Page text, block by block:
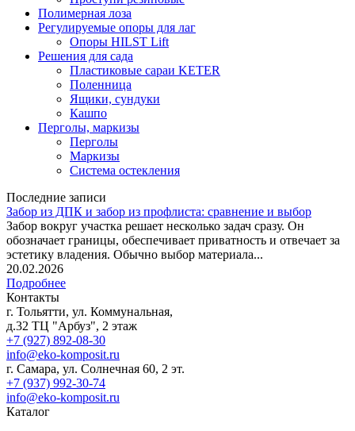
Полимерная лоза
Регулируемые опоры для лаг
Опоры HILST Lift
Решения для сада
Пластиковые сараи KETER
Поленница
Ящики, сундуки
Кашпо
Перголы, маркизы
Перголы
Маркизы
Система остекления
Последние записи
Забор из ДПК и забор из профлиста: сравнение и выбор
Забор вокруг участка решает несколько задач сразу. Он
обозначает границы, обеспечивает приватность и отвечает за
эстетику владения. Обычно выбор материала...
20.02.2026
Подробнее
Контакты
г. Тольятти, ул. Коммунальная,
д.32 ТЦ "Арбуз", 2 этаж
+7 (927) 892-08-30
info@eko-komposit.ru
г. Самара, ул. Солнечная 60, 2 эт.
+7 (937) 992-30-74
info@eko-komposit.ru
Каталог